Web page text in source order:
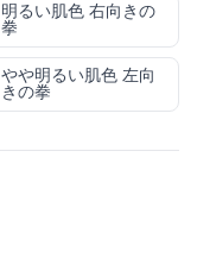
明るい肌色 右向きの
拳
やや明るい肌色 左向
きの拳